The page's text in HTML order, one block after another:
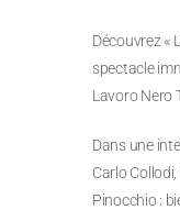
Découvrez «
spectacle
Lavoro Nero
Dans une
Carlo
Pinocchio :